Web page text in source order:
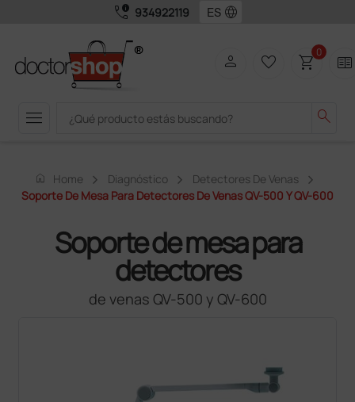
call_quality 934922119 language
menu search
person favorite_border shopping_cart0 two_pager
home Home Diagnóstico
Detectores De Venas
Soporte De Mesa Para Detectores De Venas QV-500 Y QV-600
Soporte de mesa para
detectores
de venas QV-500 y QV-600